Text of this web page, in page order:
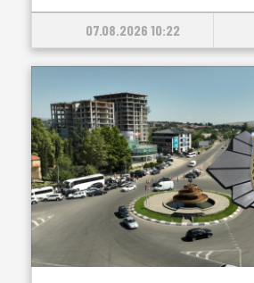
07.08.2026 10:22